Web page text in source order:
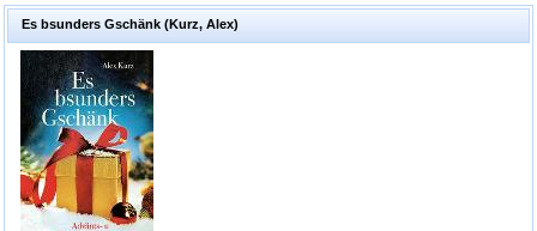
Es bsunders Gschänk (Kurz, Alex)